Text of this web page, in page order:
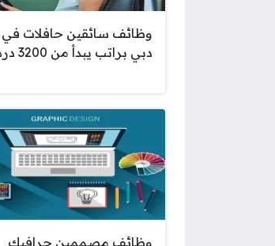
وظائف سائقين حافلات في
دبي براتب يبدأ من 3200 درهم
وظائف مصممين جرافيك